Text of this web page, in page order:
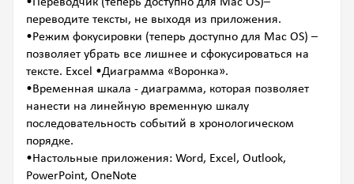
•Переводчик (теперь доступно для Mac OS)–
переводите тексты, не выходя из приложения.
•Режим фокусировки (теперь доступно для Mac OS) –
позволяет убрать все лишнее и сфокусироваться на
тексте. Excel •Диаграмма «Воронка».
•Временная шкала - диаграмма, которая позволяет
нанести на линейную временную шкалу
последовательность событий в хронологическом
порядке.
•Настольные приложения: Word, Excel, Outlook,
PowerPoint, OneNote